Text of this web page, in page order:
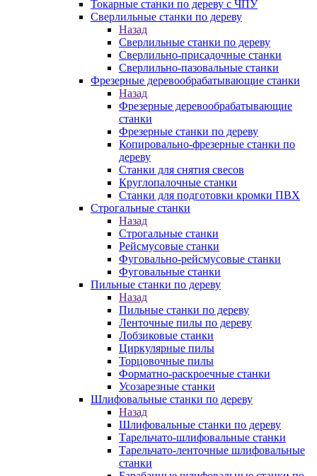
Токарные станки по дереву с ЧПУ
Сверлильные станки по дереву
Назад
Сверлильные станки по дереву
Сверлильно-присадочные станки
Сверлильно-пазовальные станки
Фрезерные деревообрабатывающие станки
Назад
Фрезерные деревообрабатывающие
станки
Фрезерные станки по дереву
Копировально-фрезерные станки по
дереву
Станки для снятия свесов
Круглопалочные станки
Станки для подготовки кромки ПВХ
Строгальные станки
Назад
Строгальные станки
Рейсмусовые станки
Фуговально-рейсмусовые станки
Фуговальные станки
Пильные станки по дереву
Назад
Пильные станки по дереву
Ленточные пилы по дереву
Лобзиковые станки
Циркулярные пилы
Торцовочные пилы
Форматно-раскроечные станки
Усозарезные станки
Шлифовальные станки по дереву
Назад
Шлифовальные станки по дереву
Тарельчато-шлифовальные станки
Тарельчато-ленточные шлифовальные
станки